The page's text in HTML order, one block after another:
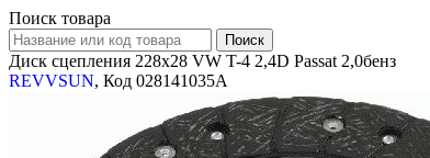
Поиск товара
Диск сцепления 228x28 VW T-4 2,4D Passat 2,0бенз
REVVSUN, Код 028141035A